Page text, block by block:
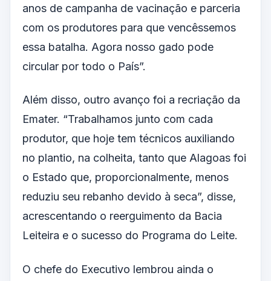
anos de campanha de vacinação e parceria
com os produtores para que vencêssemos
essa batalha. Agora nosso gado pode
circular por todo o País”.
Além disso, outro avanço foi a recriação da
Emater. “Trabalhamos junto com cada
produtor, que hoje tem técnicos auxiliando
no plantio, na colheita, tanto que Alagoas foi
o Estado que, proporcionalmente, menos
reduziu seu rebanho devido à seca”, disse,
acrescentando o reerguimento da Bacia
Leiteira e o sucesso do Programa do Leite.
O chefe do Executivo lembrou ainda o